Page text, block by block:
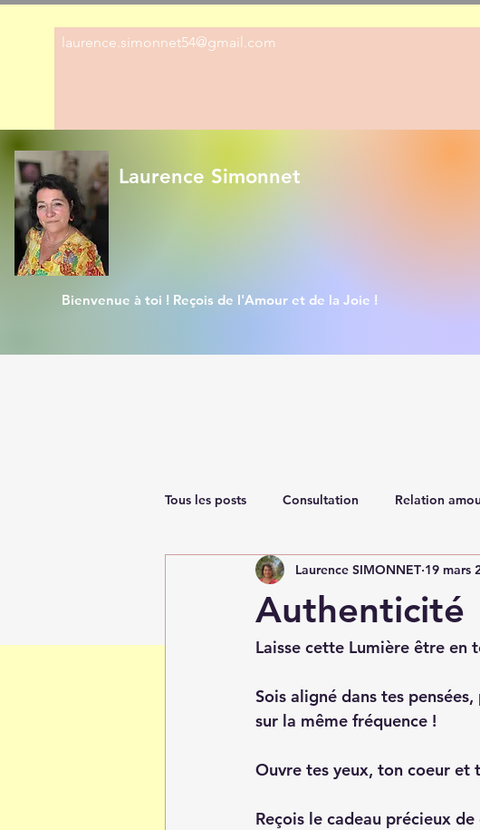
laurence.simonnet54@gmail.com
Laurence Simonnet
Bienvenue à toi ! Reçois de l'Amour et de la Joie !
Tous les posts Consultation Relation
Renaissance
Authenticité
Laurence SIMONNET 19 mars
Laisse cette Lumière être
Sois aligné dans tes
sur la même fréquence !
Ouvre tes yeux, ton coeur et
Reçois le cadeau précieux